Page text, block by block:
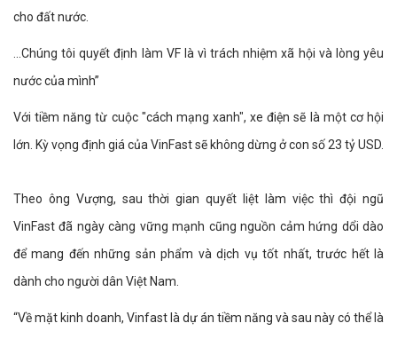
cho đất nước.
...Chúng tôi quyết định làm VF là vì trách nhiệm xã hội và lòng yêu
nước của mình”
Với tiềm năng từ cuộc "cách mạng xanh", xe điện sẽ là một cơ hội
lớn. Kỳ vọng định giá của VinFast sẽ không dừng ở con số 23 tỷ USD.
Theo ông Vượng, sau thời gian quyết liệt làm việc thì đội ngũ
VinFast đã ngày càng vững mạnh cũng nguồn cảm hứng dổi dào
để mang đến những sản phẩm và dịch vụ tốt nhất, trước hết là
dành cho người dân Việt Nam.
“Về mặt kinh doanh, Vinfast là dự án tiềm năng và sau này có thể là